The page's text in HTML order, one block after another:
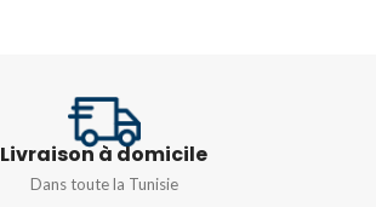
TENSION
TYPE DE COURBE
Livraison à domicile
Dans toute la Tunisie